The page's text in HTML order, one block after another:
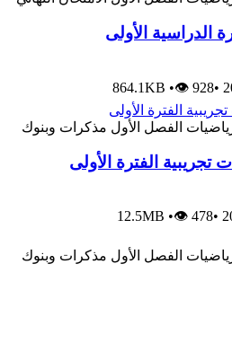
الدراسية الأولى
•
864.1KB •👁 928
الفصل الأول مذكرات وبنوك
تجريبية الفترة الأولى
•
12.5MB •👁 478
الفصل الأول مذكرات وبنوك